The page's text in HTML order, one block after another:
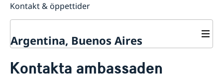
Kontakt & öppettider
Argentina, Buenos Aires
Om oss
Kontakta ambassaden